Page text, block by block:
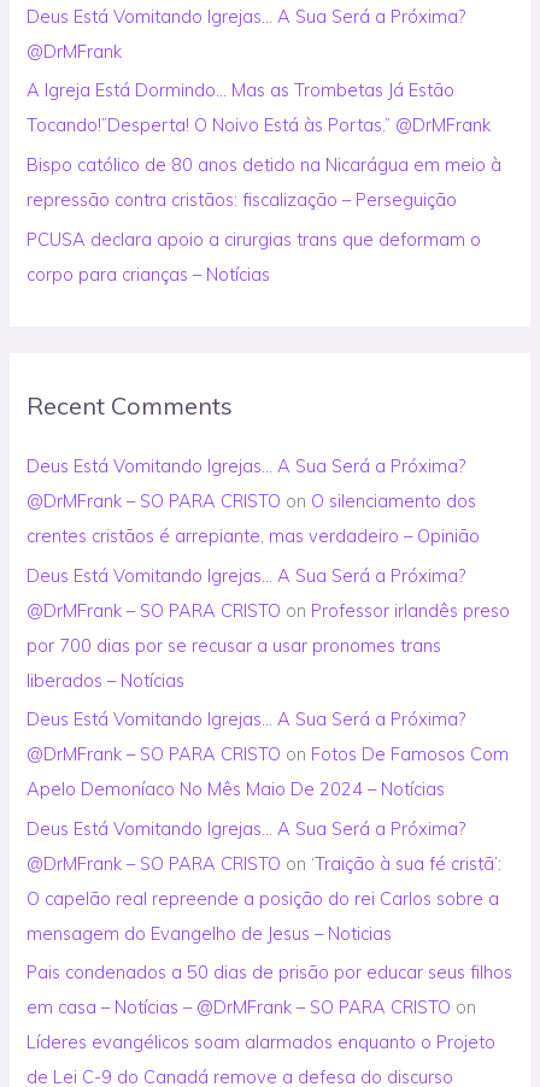
r
:
Deus Está Vomitando Igrejas… A Sua Será a Próxima?
@DrMFrank
A Igreja Está Dormindo… Mas as Trombetas Já Estão
Tocando!”Desperta! O Noivo Está às Portas.” @DrMFrank
Bispo católico de 80 anos detido na Nicarágua em meio à
repressão contra cristãos: fiscalização – Perseguição
PCUSA declara apoio a cirurgias trans que deformam o
corpo para crianças – Notícias
Recent Comments
Deus Está Vomitando Igrejas… A Sua Será a Próxima?
@DrMFrank – SO PARA CRISTO on O silenciamento dos
crentes cristãos é arrepiante, mas verdadeiro – Opinião
Deus Está Vomitando Igrejas… A Sua Será a Próxima?
@DrMFrank – SO PARA CRISTO on Professor irlandês preso
por 700 dias por se recusar a usar pronomes trans
liberados – Notícias
Deus Está Vomitando Igrejas… A Sua Será a Próxima?
@DrMFrank – SO PARA CRISTO on Fotos De Famosos Com
Apelo Demoníaco No Mês Maio De 2024 – Notícias
Deus Está Vomitando Igrejas… A Sua Será a Próxima?
@DrMFrank – SO PARA CRISTO on ‘Traição à sua fé cristã’:
O capelão real repreende a posição do rei Carlos sobre a
mensagem do Evangelho de Jesus – Noticias
Pais condenados a 50 dias de prisão por educar seus filhos
em casa – Notícias – @DrMFrank – SO PARA CRISTO on
Líderes evangélicos soam alarmados enquanto o Projeto
de Lei C-9 do Canadá remove a defesa do discurso